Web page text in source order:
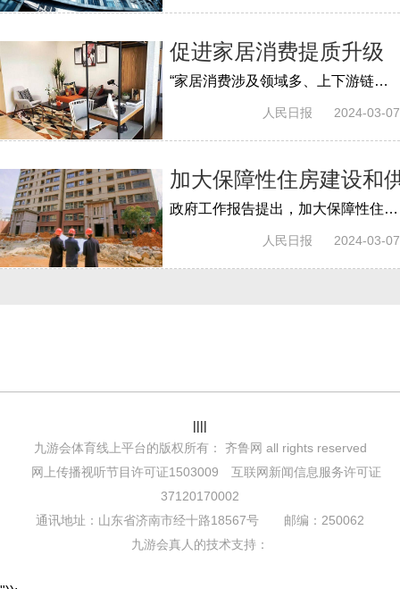
促进家居消费提质升级
“家居消费涉及领域多、上下游链条长，对相关产业发展带动效应显著。”三棵树涂料股份有限公司董事长洪杰委员认为，要打好政策组合拳，推动...
人民日报 2024-03-07
加大保障性住房建设和
政府工作报告提出，加大保障性住房建设和供给，完善商品房相关基础性制度，满足居民刚性住房需求和多样化改善性住房需求。
人民日报 2024-03-07
||||
九游会体育线上平台的版权所有： 齐鲁网 all rights reserved
网上传播视听节目许可证1503009 互联网新闻信息服务许可证
37120170002
通讯地址：山东省济南市经十路18567号 邮编：250062
九游会真人的技术支持：